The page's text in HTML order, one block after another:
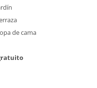
de cama